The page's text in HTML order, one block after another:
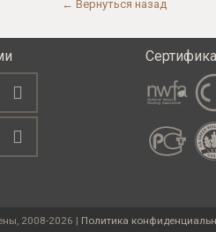
← Вернуться назад
2008-2026 | Политика